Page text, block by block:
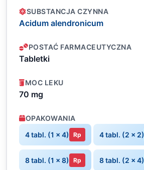
SUBSTANCJA CZYNNA
Acidum alendronicum
POSTAĆ FARMACEUTYCZNA
Tabletki
MOC LEKU
70 mg
OPAKOWANIA
4 tabl. (1 x 4)
Rp 4 tabl. (2 x 2)
8 tabl. (1 x 8) Rp 8 tabl. (2 x 4)